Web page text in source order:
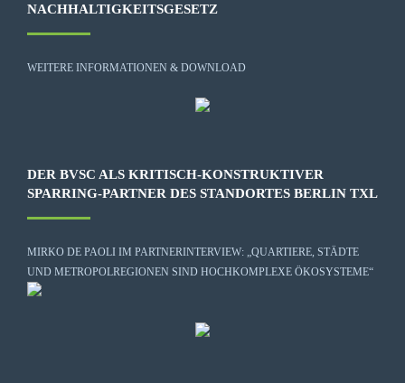
NACHHALTIGKEITSGESETZ
WEITERE INFORMATIONEN & DOWNLOAD
DER BVSC ALS KRITISCH-KONSTRUKTIVER
SPARRING-PARTNER DES STANDORTES BERLIN TXL
MIRKO DE PAOLI IM PARTNERINTERVIEW: „QUARTIERE, STÄDTE
UND METROPOLREGIONEN SIND HOCHKOMPLEXE ÖKOSYSTEME“